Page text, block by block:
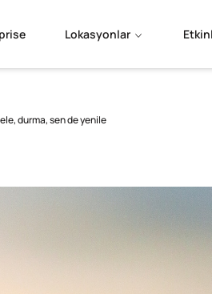
Lokasyonlar
durma, sen de yenile